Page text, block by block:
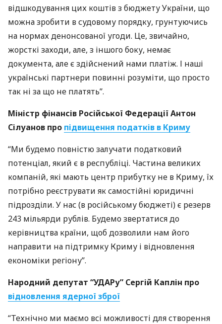
відшкодування цих коштів з бюджету України, що
можна зробити в судовому порядку, грунтуючись
на нормах денонсованої угоди. Це, звичайно,
жорсткі заходи, але, з іншого боку, немає
документа, але є здійснений нами платіж. І наші
українські партнери повинні розуміти, що просто
так ні за що не платять”.
Міністр фінансів Російської Федерації Антон
Сілуанов про підвищення податків в Криму
“Ми будемо повністю залучати податковий
потенціал, який є в республіці. Частина великих
компаній, які мають центр прибутку не в Криму, їх
потрібно реєструвати як самостійні юридичні
підрозділи. У нас (в російському бюджеті) є резерв
243 мільярди рублів. Будемо звертатися до
керівництва країни, щоб дозволили нам його
направити на підтримку Криму і відновлення
економіки регіону”.
Народний депутат “УДАРу” Сергій Каплін про
відновлення ядерної зброї
“Технічно ми маємо всі можливості для створення